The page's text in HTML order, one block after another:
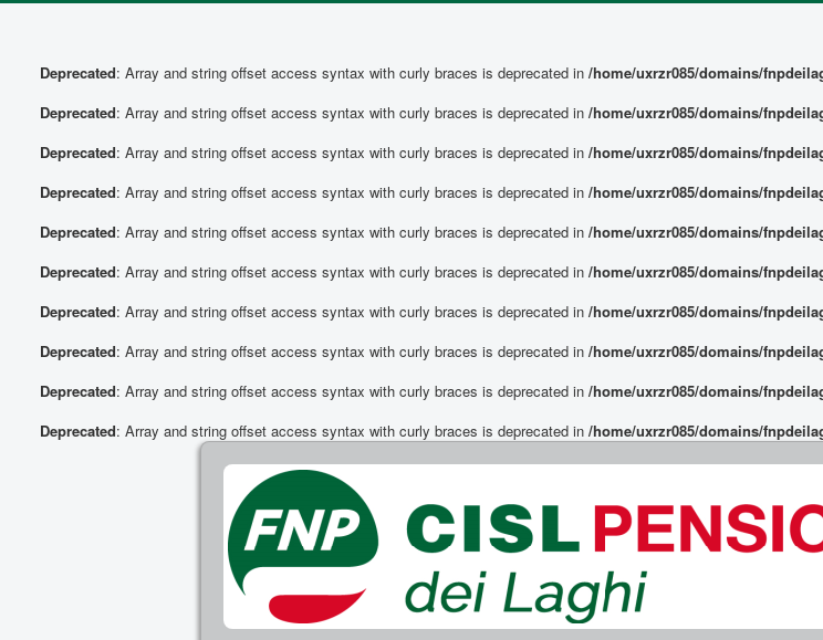
Deprecated: Array and string offset access syntax with curly braces is deprecated in /home/uxrzr085/domains/
Deprecated: Array and string offset access syntax with curly braces is deprecated in /home/uxrzr085/domains/
Deprecated: Array and string offset access syntax with curly braces is deprecated in /home/uxrzr085/domains/
Deprecated: Array and string offset access syntax with curly braces is deprecated in /home/uxrzr085/domains/
Deprecated: Array and string offset access syntax with curly braces is deprecated in /home/uxrzr085/domains/
Deprecated: Array and string offset access syntax with curly braces is deprecated in /home/uxrzr085/domains/
Deprecated: Array and string offset access syntax with curly braces is deprecated in /home/uxrzr085/domains/
Deprecated: Array and string offset access syntax with curly braces is deprecated in /home/uxrzr085/domains/
Deprecated: Array and string offset access syntax with curly braces is deprecated in /home/uxrzr085/domains/
Deprecated: Array and string offset access syntax with curly braces is deprecated in /home/uxrzr085/domains/